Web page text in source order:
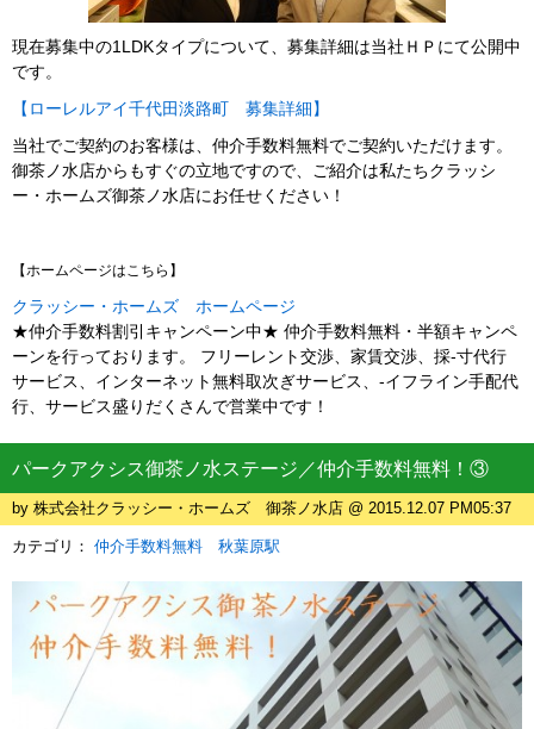
現在募集中の1LDKタイプについて、募集詳細は当社ＨＰにて公開中
です。
【ローレルアイ千代田淡路町 募集詳細】
当社でご契約のお客様は、仲介手数料無料でご契約いただけます。
御茶ノ水店からもすぐの立地ですので、ご紹介は私たちクラッシ
ー・ホームズ御茶ノ水店にお任せください！
【ホームページはこちら】
クラッシー・ホームズ ホームページ
★仲介手数料割引キャンペーン中★ 仲介手数料無料・半額キャンペ
ーンを行っております。 フリーレント交渉、家賃交渉、採-寸代行
サービス、インターネット無料取次ぎサービス、-イフライン手配代
行、サービス盛りだくさんで営業中です！
パークアクシス御茶ノ水ステージ／仲介手数料無料！③
by 株式会社クラッシー・ホームズ 御茶ノ水店 @ 2015.12.07 PM05:37
カテゴリ： 仲介手数料無料 秋葉原駅